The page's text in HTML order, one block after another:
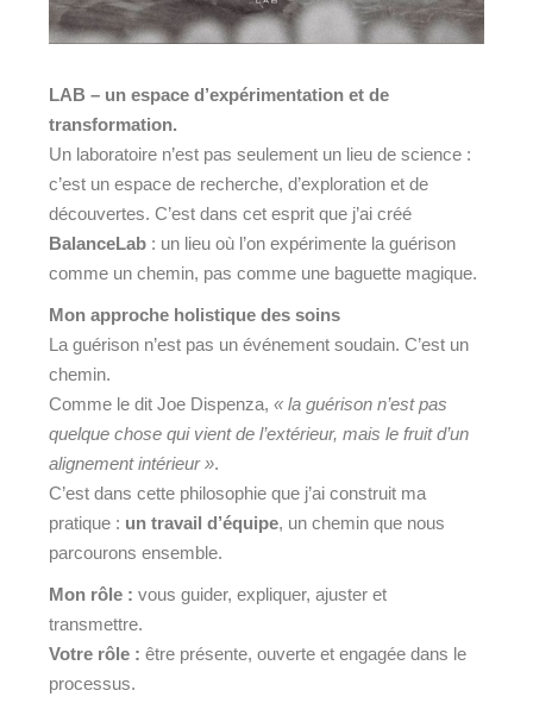
LAB – un espace d’expérimentation et de
transformation.
Un laboratoire n’est pas seulement un lieu de science :
c’est un espace de recherche, d’exploration et de
découvertes. C’est dans cet esprit que j’ai créé
BalanceLab : un lieu où l’on expérimente la guérison
comme un chemin, pas comme une baguette magique.
Mon approche holistique des soins
La guérison n’est pas un événement soudain. C’est un
chemin.
Comme le dit Joe Dispenza,« la guérison n’est pas
quelque chose qui vient de l’extérieur, mais le fruit d’un
alignement intérieur ».
C’est dans cette philosophie que j’ai construit ma
pratique : un travail d’équipe, un chemin que nous
parcourons ensemble.
Mon rôle : vous guider, expliquer, ajuster et
transmettre.
Votre rôle : être présente, ouverte et engagée dans le
processus.